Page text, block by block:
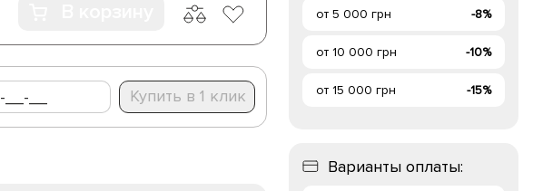
Купить в 1 клик
от 5 000 грн -8%
от 10 000 грн -10%
от 15 000 грн -15%
Варианты оплаты: